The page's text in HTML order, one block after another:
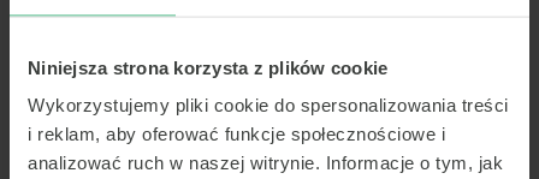
Niniejsza strona korzysta z plików cookie
Wykorzystujemy pliki cookie do spersonalizowania treści
i reklam, aby oferować funkcje społecznościowe i
analizować ruch w naszej witrynie. Informacje o tym, jak
poleceń, wypowiedzianych zdań. Pacjent
i pojedynczych słów, jednak może źle rozumieć ich
znaczenie. Zdolność rozumienia jest zaburzona
przez uszkodzenie mózgu.